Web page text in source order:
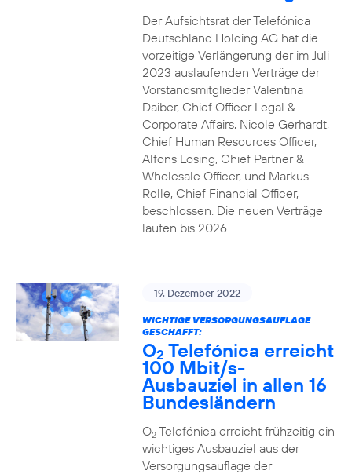
Der Aufsichtsrat der Telefónica
Deutschland Holding AG hat die
vorzeitige Verlängerung der im Juli
2023 auslaufenden Verträge der
Vorstandsmitglieder Valentina
Daiber, Chief Officer Legal &
Corporate Affairs, Nicole Gerhardt,
Chief Human Resources Officer,
Alfons Lösing, Chief Partner &
Wholesale Officer, und Markus
Rolle, Chief Financial Officer,
beschlossen. Die neuen Verträge
laufen bis 2026.
19. Dezember 2022
WICHTIGE VERSORGUNGSAUFLAGE
GESCHAFFT:
O2 Telefónica erreicht
100 Mbit/s-
Ausbauziel in allen 16
Bundesländern
O2Telefónica erreicht frühzeitig ein
wichtiges Ausbauziel aus der
Versorgungsauflage der